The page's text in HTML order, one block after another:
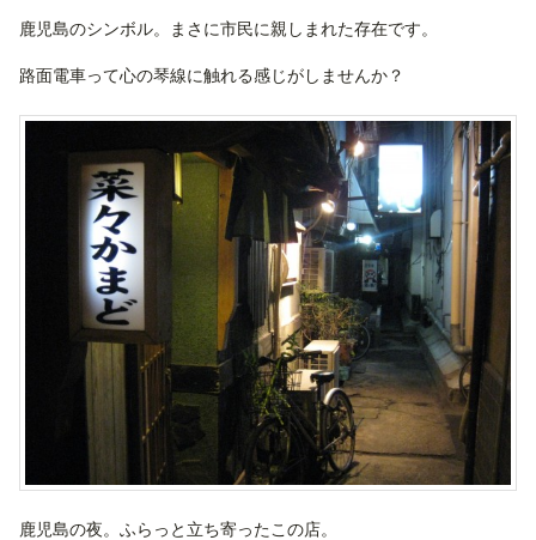
鹿児島のシンボル。まさに市民に親しまれた存在です。
路面電車って心の琴線に触れる感じがしませんか？
鹿児島の夜。ふらっと立ち寄ったこの店。